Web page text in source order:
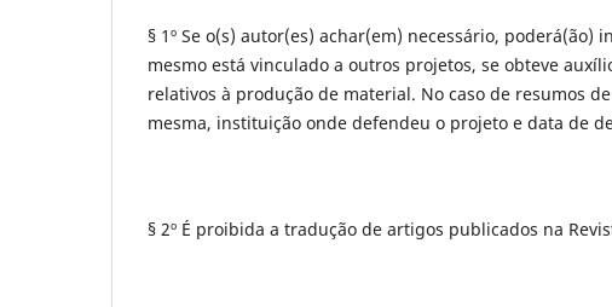
§ 1º Se o(s) autor(es) achar(em) necessário,
mesmo está vinculado a outros projetos, se obteve
relativos à produção de material. No caso de resumos
mesma, instituição onde defendeu o projeto e data de
§ 2º É proibida a tradução de artigos publicados na